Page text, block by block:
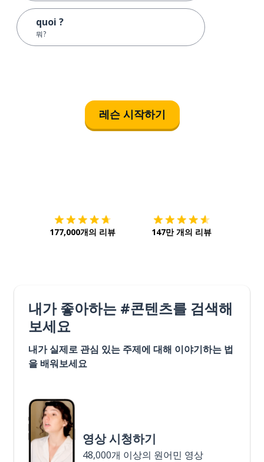
quoi ?
뭐?
레슨 시작하기
177,000개의 리뷰 147만 개의 리뷰
내가 좋아하는 #콘텐츠를 검색해
보세요
내가 실제로 관심 있는 주제에 대해 이야기하는 법
을 배워보세요
영상 시청하기
48,000개 이상의 원어민 영상